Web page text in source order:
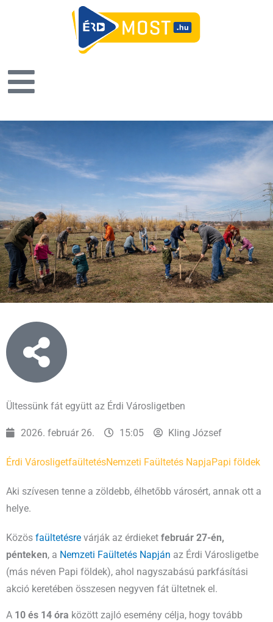
Ültessünk fát együtt az Érdi Városligetben
2026. február 26. 15:05 Kling József
Érdi VárosligetfaültetésNemzeti Faültetés NapjaPapi földek
Aki szívesen tenne a zöldebb, élhetőbb városért, annak ott a
helye.
Közös faültetésre várják az érdieket február 27-én,
pénteken, a Nemzeti Faültetés Napján az Érdi Városligetbe
(más néven Papi földek), ahol nagyszabású parkfásítási
akció keretében összesen negyven fát ültetnek el.
A 10 és 14 óra között zajló esemény célja, hogy tovább